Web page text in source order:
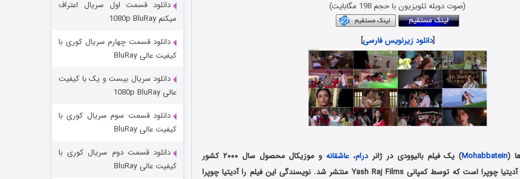
(صوت دوبله تلویزیون با حجم 198 مگابایت)
[دانلود زیرنویس فارسی]
(
Mohabbatein) یک فیلم بالیوودی در ژانردرام،عاشقانه
و موزیکال محصول سال ۲۰۰۰ کشور
هندوستان به کارگردانی آدیتیا چوپرا است که توسط کمپانی Yash Raj Films منتشر شد. نویسندگی این فیلم را آدیتیا چوپرا
عملیات آپارتمان
دانلود قسمت اول سریال اعتراف
میکنم 1080p BluRay
دانلود قسمت چهارم سریال کوری با
کیفیت عالی BluRay
دانلود سریال بیست و یک با کیفیت
عالی 1080p BluRay
دانلود قسمت سوم سریال کوری با
کیفیت عالی BluRay
دانلود قسمت دوم سریال کوری با
کیفیت عالی BluRay